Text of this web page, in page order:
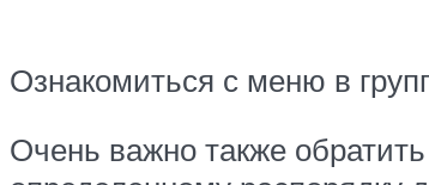
Ознакомиться с меню в
Очень важно также